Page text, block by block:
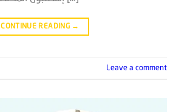
CONTINUE READING →
Leave a comment